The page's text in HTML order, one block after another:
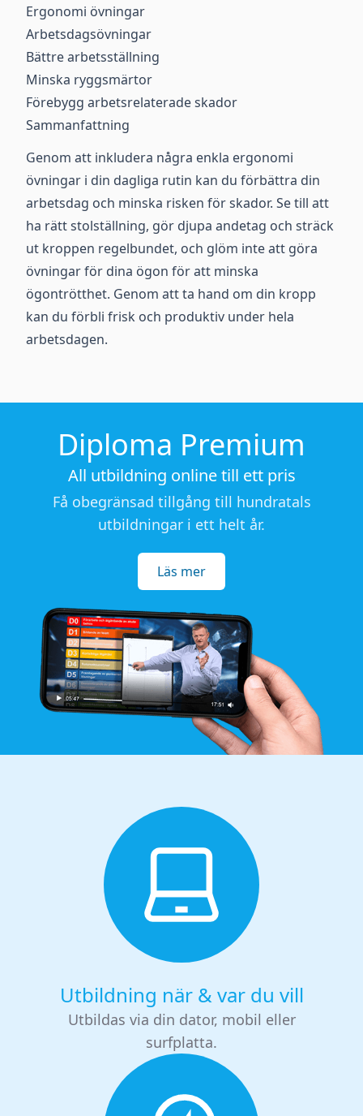
Ergonomi övningar
Arbetsdagsövningar
Bättre arbetsställning
Minska ryggsmärtor
Förebygg arbetsrelaterade skador
Sammanfattning
Genom att inkludera några enkla ergonomi
övningar i din dagliga rutin kan du förbättra din
arbetsdag och minska risken för skador. Se till att
ha rätt stolställning, gör djupa andetag och sträck
ut kroppen regelbundet, och glöm inte att göra
övningar för dina ögon för att minska
ögontrötthet. Genom att ta hand om din kropp
kan du förbli frisk och produktiv under hela
arbetsdagen.
Diploma Premium
All utbildning online till ett pris
Få obegränsad tillgång till hundratals
utbildningar i ett helt år.
Läs mer
Utbildning när & var du vill
Utbildas via din dator, mobil eller
surfplatta.